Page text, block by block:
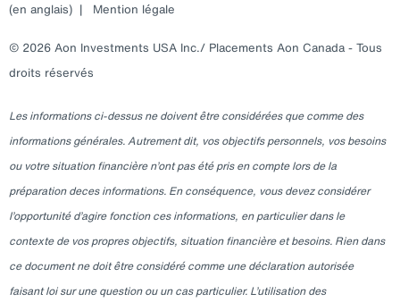
(en anglais) | Mention légale
© 2026 Aon Investments USA Inc./ Placements Aon Canada - Tous
droits réservés
Les informations ci-dessus ne doivent être considérées que comme des
informations générales. Autrement dit, vos objectifs personnels, vos besoins
ou votre situation financière n’ont pas été pris en compte lors de la
préparation deces informations. En conséquence, vous devez considérer
l’opportunité d’agire fonction ces informations, en particulier dans le
contexte de vos propres objectifs, situation financière et besoins. Rien dans
ce document ne doit être considéré comme une déclaration autorisée
faisant loi sur une question ou un cas particulier. L’utilisation des